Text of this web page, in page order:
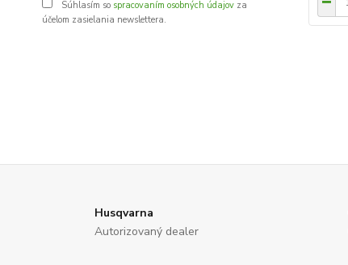
Súhlasím so spracovaním osobných údajov za
účelom zasielania newslettera.
Husqvarna
Autorizovaný dealer